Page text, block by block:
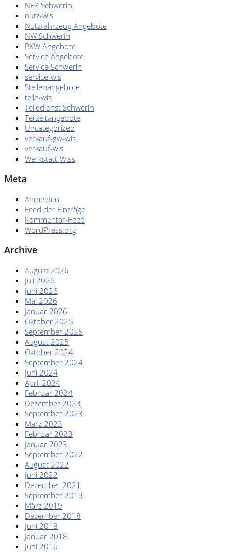
NFZ Schwerin
nutz-wis
Nutzfahrzeug Angebote
NW Schwerin
PKW Angebote
Service Angebote
Service Schwerin
service-wis
Stellenangebote
teile-wis
Teiledienst Schwerin
Teilzeitangebote
Uncategorized
verkauf-gw-wis
verkauf-wis
Werkstatt-Wiss
Meta
Anmelden
Feed der Einträge
Kommentar-Feed
WordPress.org
Archive
August 2026
Juli 2026
Juni 2026
Mai 2026
Januar 2026
Oktober 2025
September 2025
August 2025
Oktober 2024
September 2024
Juni 2024
April 2024
Februar 2024
Dezember 2023
September 2023
März 2023
Februar 2023
Januar 2023
September 2022
August 2022
Juni 2022
Dezember 2021
September 2019
März 2019
Dezember 2018
Juni 2018
Januar 2018
Juni 2016